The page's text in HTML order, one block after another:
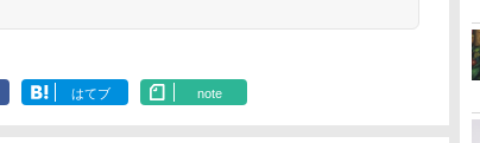
はてブ note